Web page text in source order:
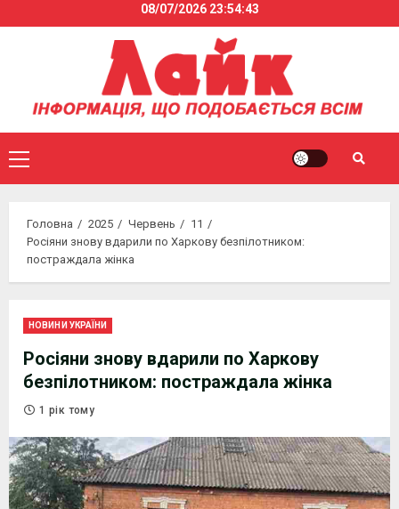
to
08/07/2026 23:54:44
Primary
Menu
Головна 2025 Червень
11
Росіяни знову вдарили по Харкову безпілотником:
постраждала жінка
НОВИНИ УКРАЇНИ
Росіяни знову вдарили по Харкову
безпілотником: постраждала жінка
1 рік тому